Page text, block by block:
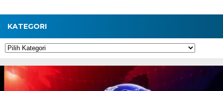
KATEGORI
Kategori
Pemutar
Video